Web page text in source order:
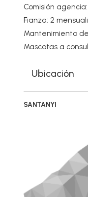
Comisión
Fianza: 2
Mantenimiento
Mascotas a
Ubicación
SANTANYI